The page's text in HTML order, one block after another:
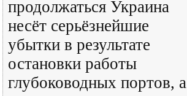
продолжаться Украина
несёт серьёзнейшие
убытки в результате
остановки работы
глубоководных портов, а